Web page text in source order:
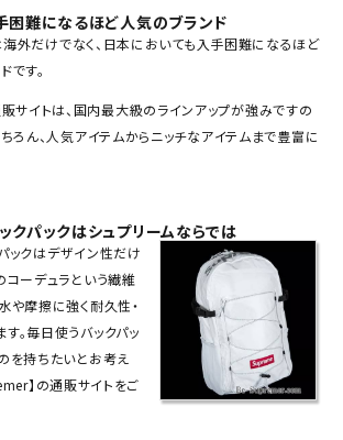
リーブ
ナー
ー
ー
ック
ーツ
困難になるほど人気のブランド
外だけでなく、日本においても入手困難になるほど
です。
サイトは、国内最大級のラインアップが強みですの
ろん、人気アイテムからニッチなアイテムまで豊富に
クパックはシュプリームならでは
ックはデザイン性だけ
コーデュラという繊維
や摩擦に強く耐久性・
。毎日使うバックパッ
を持ちたいとお考え
】の通販サイトをご